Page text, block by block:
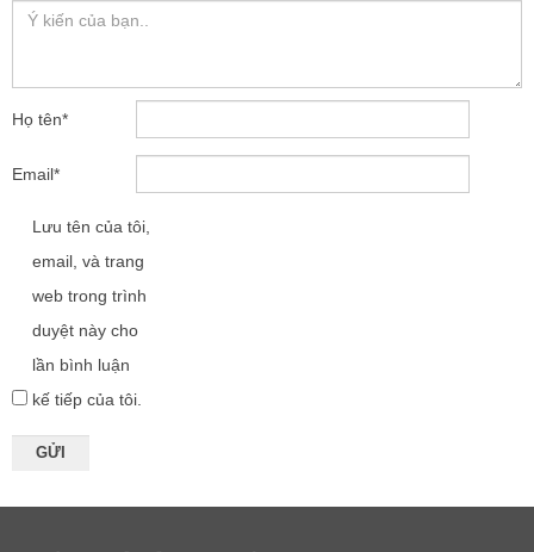
Họ tên*
Email*
Lưu tên của tôi,
email, và trang
web trong trình
duyệt này cho
lần bình luận
kế tiếp của tôi.